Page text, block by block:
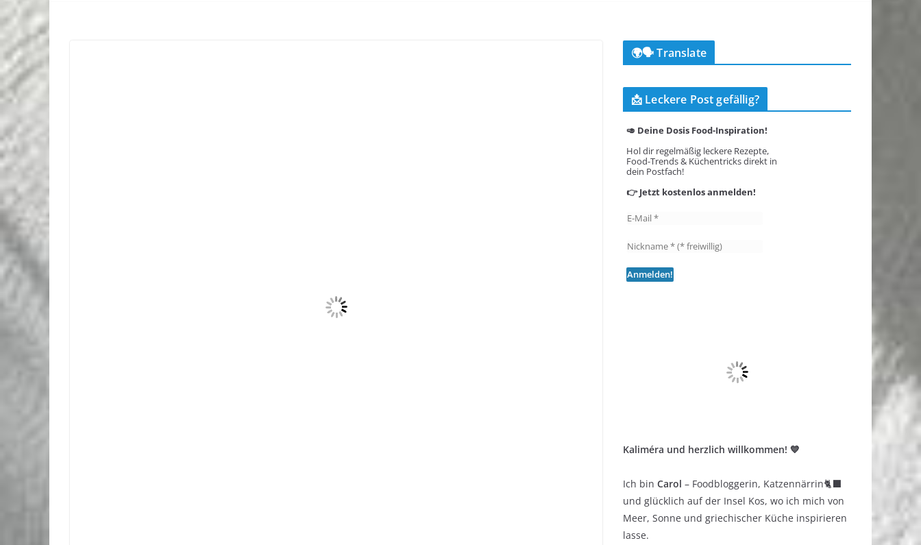
🌍🗣️ Translate
📩 Leckere Post gefällig?
🥑 Deine Dosis Food-Inspiration!
Hol dir regelmäßig leckere Rezepte,
Food-Trends & Küchentricks direkt in
dein Postfach!
👉 Jetzt kostenlos anmelden!
Kaliméra und herzlich willkommen! 💙
Ich bin Carol – Foodbloggerin, Katzennärrin🐈‍⬛
und glücklich auf der Insel Kos, wo ich mich von
Meer, Sonne und griechischer Küche inspirieren
lasse.